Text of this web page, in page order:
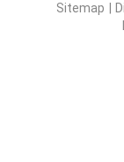
Sitemap